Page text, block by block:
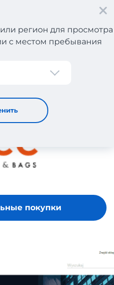
регион для просмотра
с местом пребывания
покупки